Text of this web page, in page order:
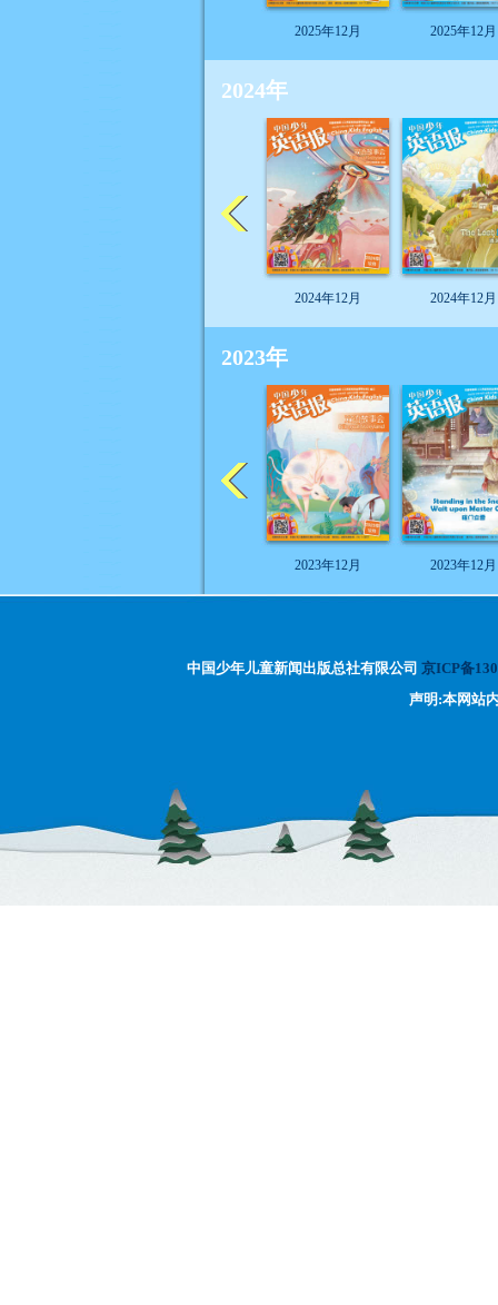
2025年12月 2025年12月
2024年
2024年12月 2024年12月
2023年
2023年12月 2023年12月
中国少年儿童新闻出版总社有限公司 京ICP备
声明:本网站